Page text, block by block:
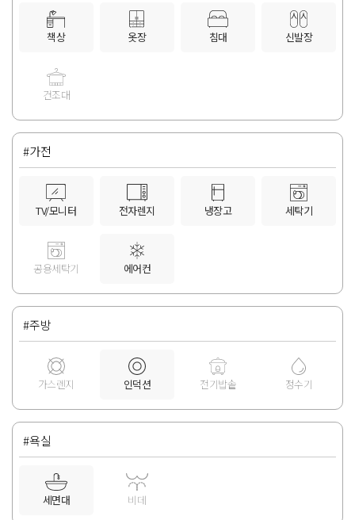
책상 옷장 침대 신발장
건조대
#가전
TV/모니터 전자렌지 냉장고 세탁기
공용세탁기 에어컨
#주방
가스렌지 인덕션 전기밥솥 정수기
#욕실
세면대 비데